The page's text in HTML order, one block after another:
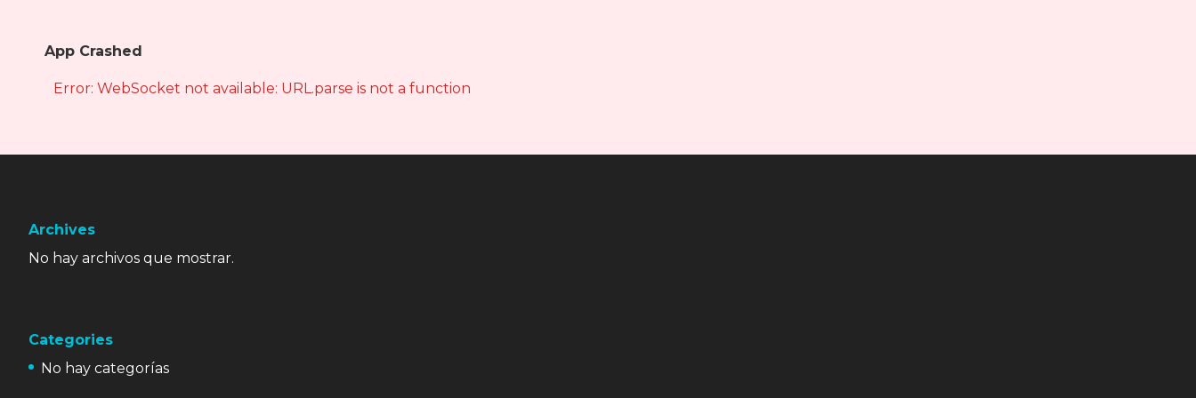
App Crashed
Error: WebSocket not available: URL.parse is not a function
Archives
No hay archivos que mostrar.
Categories
No hay categorías